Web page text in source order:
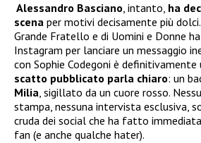
Alessandro Basciano, intanto, ha
scena per motivi decisamente più
Grande Fratello e di Uomini e Donne
Instagram per lanciare un messaggio
con Sophie Codegoni è
scatto pubblicato parla chiaro: un
Milia, sigillato da un cuore rosso.
stampa, nessuna intervista esclusiva,
cruda dei social che ha fatto
fan (e anche qualche hater).